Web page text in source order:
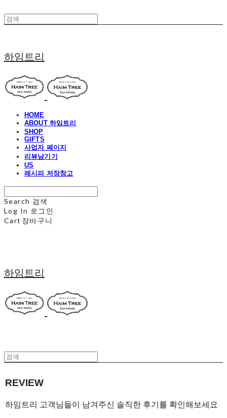
하임트리
HOME
ABOUT 하임트리
SHOP
GIFTS
사업자 페이지
리뷰남기기
US
레시피 저장창고
Search 검색
Log In 로그인
Cart 장바구니
하임트리
REVIEW
하임트리 고객님들이 남겨주신 솔직한 후기를 확인해보세요